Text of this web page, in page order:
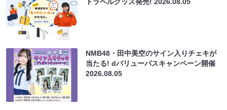
NMB48・田中美空のサイン入りチェキが
当たる! dバリューパスキャンペーン開催
2026.08.05